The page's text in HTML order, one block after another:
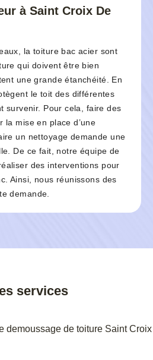
à Saint Croix De
la toiture bac acier sont
qui doivent être bien
une grande étanchéité. En
le toit des différentes
survenir. Pour cela, faire des
la mise en place d’une
un nettoyage demande une
De ce fait, notre équipe de
des interventions pour
Ainsi, nous réunissons des
demande.
services
demoussage de toiture Saint Croix